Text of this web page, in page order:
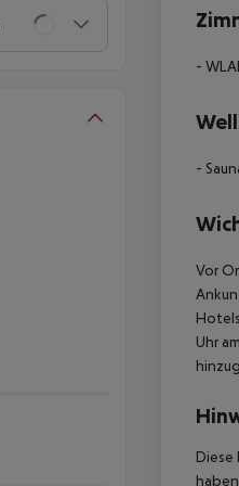
-
-
Vor
Uhr
Diese